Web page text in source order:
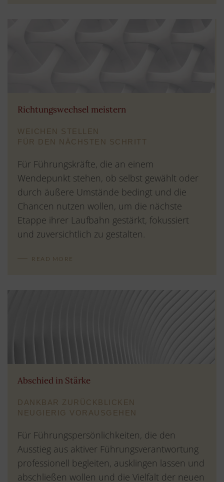
Richtungswechsel meistern
WEICHEN STELLEN
FÜR DEN NÄCHSTEN SCHRITT
Für Führungskräfte, die an einem
Wendepunkt stehen, ob selbst gewählt oder
durch äußere Umstände bedingt und die
Chancen nutzen wollen, um die nächste
Etappe ihrer Laufbahn gestärkt, fokussiert
und zuversichtlich zu gestalten.
READ MORE
Abschied in Stärke
DANKBAR ZURÜCKBLICKEN
NEUGIERIG VORAUSGEHEN
Für Führungspersönlichkeiten, die den
Ausstieg aus aktiver Führungsverantwortung
professionell begleiten, ausklingen lassen und
abschließen wollen und die Vielfalt der neuen